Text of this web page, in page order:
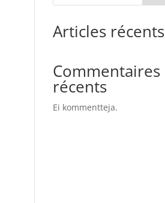
Articles récents
Commentaires
récents
Ei kommentteja.